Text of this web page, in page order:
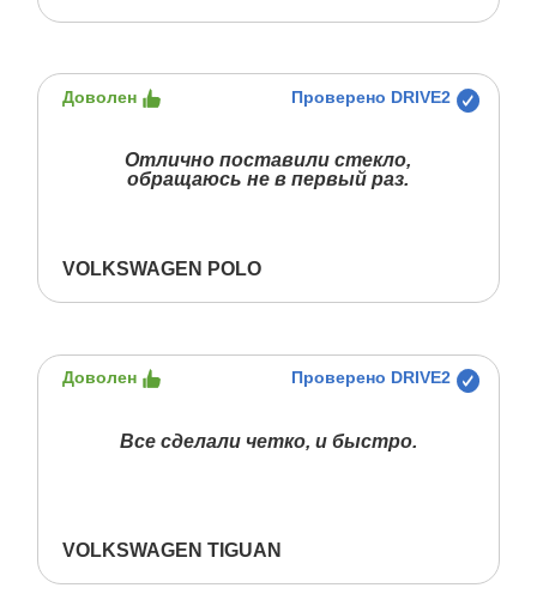
Доволен Проверено DRIVE2
Отлично поставили стекло,
обращаюсь не в первый раз.
VOLKSWAGEN POLO
Доволен Проверено DRIVE2
Все сделали четко, и быстро.
VOLKSWAGEN TIGUAN